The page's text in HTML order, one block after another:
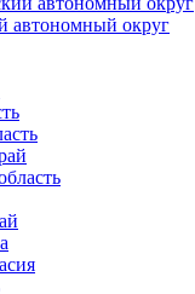
автономный округ